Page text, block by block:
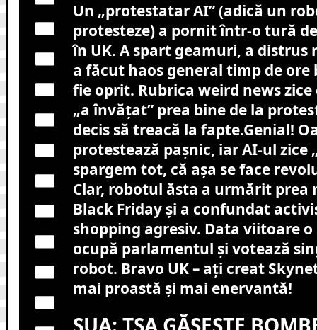
Un „protestatar AI” (adică un
protesteze) a pornit într-o tură
în UK. A spart geamuri, a distrus
a făcut haos general timp de ore
fie oprit. Rubrica weird news zice
„a învățat” prea bine de la
decis să treacă la fapte.Genial!
protestează pașnic, iar AI-ul zice
spargem tot, că așa se face
Clar, robotul ăsta a urmărit prea
Black Friday și a confundat
shopping agresiv. Data viitoare o
ocupă parlamentul și votează
robot. Bravo UK – ați creat
mai proastă și mai enervantă!